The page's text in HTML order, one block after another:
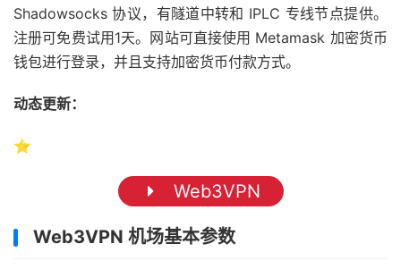
Shadowsocks 协议，有隧道中转和 IPLC 专线节点提供。
注册可免费试用1天。网站可直接使用 Metamask 加密货币
钱包进行登录，并且支持加密货币付款方式。
动态更新：
⭐
Web3VPN
Web3VPN 机场基本参数